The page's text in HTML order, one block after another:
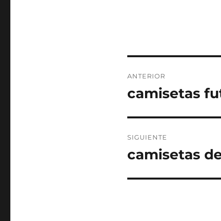
de
ANTERIOR
Entrada
camisetas
SIGUIENTE
Entrada
camisetas